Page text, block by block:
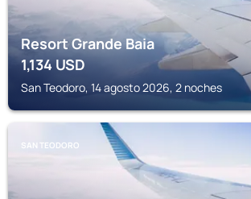
Resort Grande Baia
1,134USD
San Teodoro, 14 agosto 2026, 2 noches
SAN TEODORO